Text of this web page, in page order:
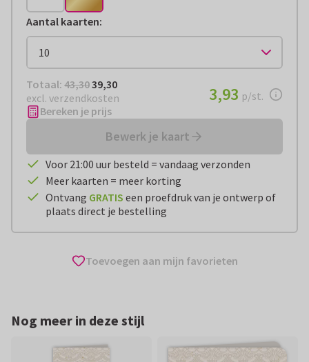
Aantal kaarten:
Totaal: € 39,30
Totaal: 43,3039,30
excl. verzendkosten
€ 3,93per stuk
3,93 p/st.
Bereken je prijs
Bewerk je kaart
Voor 21:00 uur besteld = vandaag verzonden
Meer kaarten = meer korting
Ontvang GRATIS een proefdruk van je ontwerp of
plaats direct je bestelling
Toevoegen aan mijn favorieten
Nog meer in deze stijl